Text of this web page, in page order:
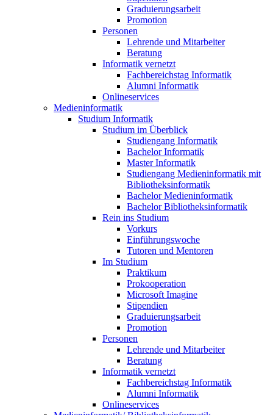
Graduierungsarbeit
Promotion
Personen
Lehrende und Mitarbeiter
Beratung
Informatik vernetzt
Fachbereichstag Informatik
Alumni Informatik
Onlineservices
Medieninformatik
Studium Informatik
Studium im Überblick
Studiengang Informatik
Bachelor Informatik
Master Informatik
Studiengang Medieninformatik mit
Bibliotheksinformatik
Bachelor Medieninformatik
Bachelor Bibliotheksinformatik
Rein ins Studium
Vorkurs
Einführungswoche
Tutoren und Mentoren
Im Studium
Praktikum
Prokooperation
Microsoft Imagine
Stipendien
Graduierungsarbeit
Promotion
Personen
Lehrende und Mitarbeiter
Beratung
Informatik vernetzt
Fachbereichstag Informatik
Alumni Informatik
Onlineservices